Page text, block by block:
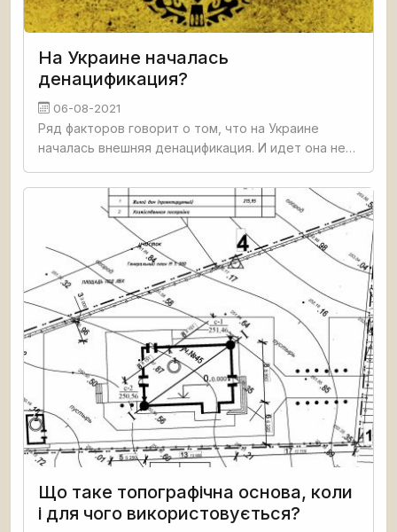
На Украине началась
денацификация?
06-08-2021
Ряд факторов говорит о том, что на Украине
началась внешняя денацификация. И идет она не
где заседают власти, а, скорее всего, под
давлением внешних
Що таке топографічна основа, коли
і для чого використовується?